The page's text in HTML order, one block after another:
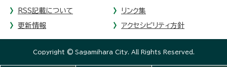
RSS記載について リンク集
更新情報 アクセシビリティ方針
Copyright © Sagamihara City. All Rights Reserved.